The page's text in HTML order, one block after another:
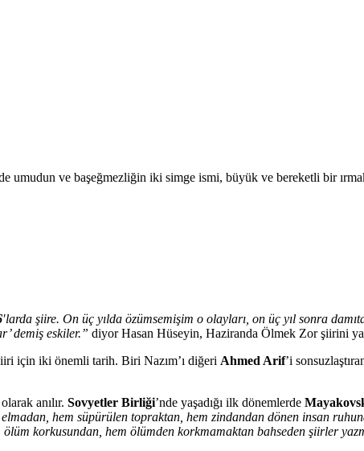
umudun ve başeğmezliğin iki simge ismi, büyük ve bereketli bir
′larda şiire. On üç yılda özümsemişim o olayları, on üç yıl sonra
demiş eskiler.” diyor Hasan Hüseyin, Haziranda Ölmek Zor şiirini
için iki önemli tarih. Biri Nazım’ı diğeri Ahmed Arif’i
anılır. Sovyetler Birliği’nde yaşadığı ilk dönemlerde
hem süpürülen topraktan, hem zindandan dönen insan
korkusundan, hem ölümden korkmamaktan bahseden şiirler